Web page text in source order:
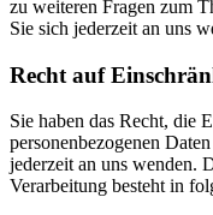
zu weiteren Fragen zum
Sie sich jederzeit an uns
Recht auf
Sie haben das Recht, die
personenbezogenen
jederzeit an uns wenden.
Verarbeitung besteht in